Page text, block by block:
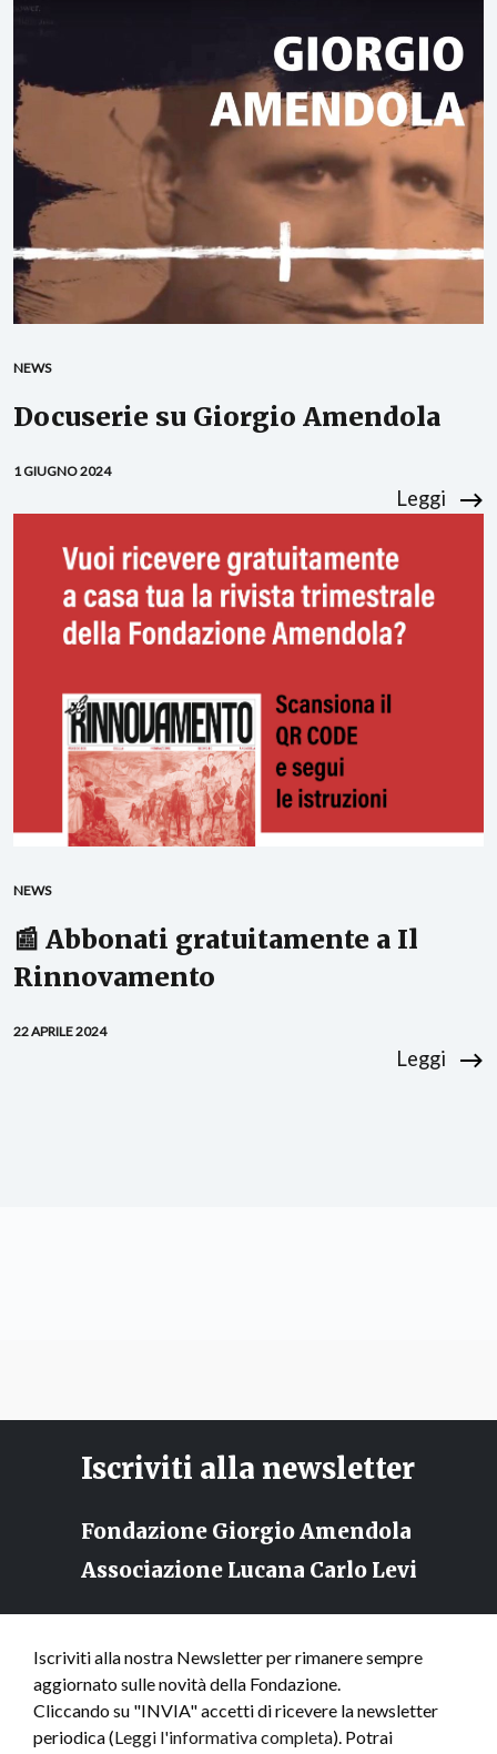
NEWS
Docuserie su Giorgio Amendola
1 GIUGNO 2024
Leggi
NEWS
📰 Abbonati gratuitamente a Il
Rinnovamento
22 APRILE 2024
Leggi
Iscriviti alla newsletter
Fondazione Giorgio Amendola
Associazione Lucana Carlo Levi
Iscriviti alla nostra Newsletter per rimanere sempre
aggiornato sulle novità della Fondazione.
Cliccando su "INVIA" accetti di ricevere la newsletter
periodica (Leggi l'informativa completa). Potrai